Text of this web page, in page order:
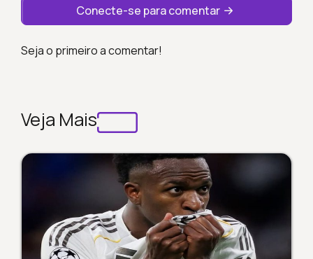
Conecte-se para comentar
Seja o primeiro a comentar!
Veja Mais